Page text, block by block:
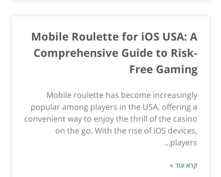
Mobile Roulette for iOS USA: A
Comprehensive Guide to Risk-
Free Gaming
Mobile roulette has become increasingly
popular among players in the USA, offering a
convenient way to enjoy the thrill of the casino
on the go. With the rise of iOS devices,
players...
קרא עוד »